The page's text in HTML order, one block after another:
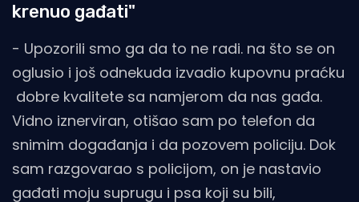
krenuo gađati"
- Upozorili smo ga da to ne radi. na što se on
oglusio i još odnekuda izvadio kupovnu praćku
dobre kvalitete sa namjerom da nas gađa.
Vidno iznerviran, otišao sam po telefon da
snimim događanja i da pozovem policiju. Dok
sam razgovarao s policijom, on je nastavio
gađati moju suprugu i psa koji su bili,